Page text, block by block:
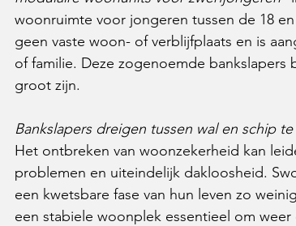
woonruimte voor jongeren tussen de 18
geen vaste woon- of verblijfplaats en is
of familie. Deze zogenoemde
groot zijn.
Bankslapers dreigen tussen wal en schip te
Het ontbreken van woonzekerheid kan
problemen en uiteindelijk dakloosheid.
een kwetsbare fase van hun leven zo
een stabiele woonplek essentieel om